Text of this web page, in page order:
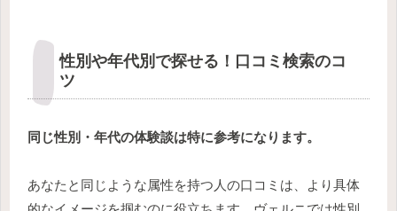
性別や年代別で探せる！口コミ検索のコ
ツ
同じ性別・年代の体験談は特に参考になります。
あなたと同じような属性を持つ人の口コミは、より具体